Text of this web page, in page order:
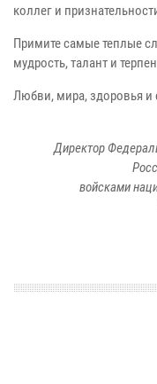
коллег и
Примите самые теплые
мудрость, талант и
Любви, мира, здоровья
Директор
войсками